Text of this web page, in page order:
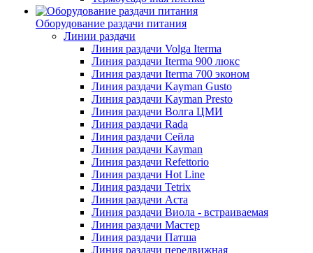
Оборудование раздачи питания
Линии раздачи
Линия раздачи Volga Iterma
Линия раздачи Iterma 900 люкс
Линия раздачи Iterma 700 эконом
Линия раздачи Kayman Gusto
Линия раздачи Kayman Presto
Линия раздачи Волга ЦМИ
Линия раздачи Rada
Линия раздачи Сейла
Линия раздачи Kayman
Линия раздачи Refettorio
Линия раздачи Hot Line
Линия раздачи Tetrix
Линия раздачи Аста
Линия раздачи Виола - встраиваемая
Линия раздачи Мастер
Линия раздачи Патша
Линия раздачи передвижная